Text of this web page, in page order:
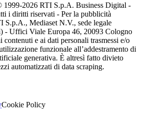
1999-2026 RTI S.p.A. Business Digital -
i diritti riservati - Per la pubblicità
S.p.A., Mediaset N.V., sede legale
- Uffici Viale Europa 46, 20093 Cologno
contenuti e ai dati personali trasmessi e/o
funzionale all’addestramento di
generativa. È altresì fatto divieto
automatizzati di data scraping.
Cookie Policy